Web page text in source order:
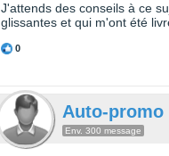
J'attends des conseils à ce
glissantes et qui m'ont été
0
Auto-promo
Env. 300 message